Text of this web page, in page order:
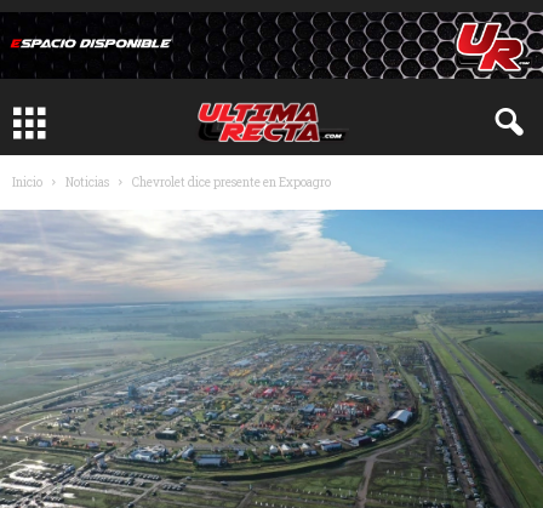
Inicio Noticias Chevrolet dice presente en Expoagro